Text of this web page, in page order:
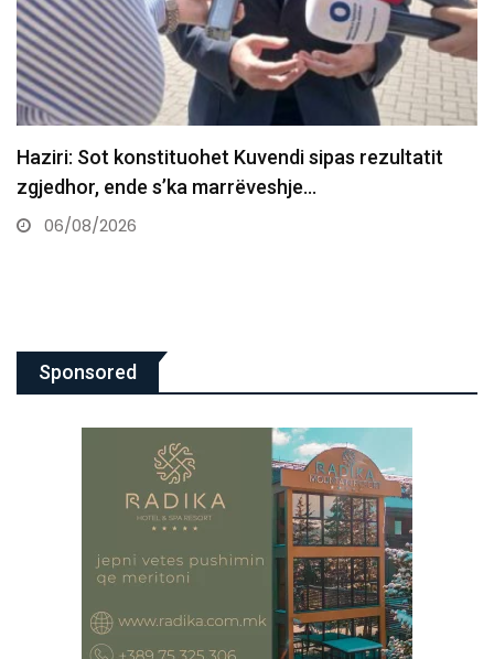
Pas pak nis seanca konstituive e Kuvendit, këto
janë katër…
06/08/2026
Sponsored